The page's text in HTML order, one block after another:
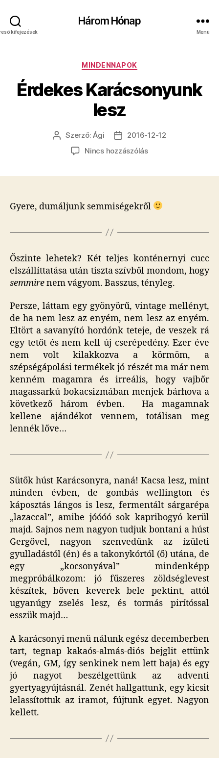
kifejezések
Három Hónap
Menü
Kategóriák
MINDENNAPOK
Érdekes Karácsonyunk
lesz
Bejegyzés
szerzője
Szerző:Ági
Bejegyzés
dátuma
2016-12-12
Nincs hozzászólása(z)
Gyere, dumáljunk semmiségekről
Őszinte lehetek? Két teljes konténernyi cucc
elszállíttatása után tiszta szívből mondom, hogy
semmirenem vágyom. Basszus, tényleg.
Persze, láttam egy gyönyörű, vintage mellényt,
de ha nem lesz az enyém, nem lesz az enyém.
Eltört a savanyító hordónk teteje, de veszek rá
egy tetőt és nem kell új cserépedény. Ezer éve
nem volt kilakkozva a körmöm, a
szépségápolási termékek jó részét ma már nem
kenném magamra és irreális, hogy vajbőr
magassarkú bokacsizmában menjek bárhova a
következő három évben. Ha magamnak
kellene ajándékot vennem, totálisan meg
lennék lőve…
Sütők húst Karácsonyra, naná! Kacsa lesz, mint
minden évben, de gombás wellington és
káposztás lángos is lesz, fermentált sárgarépa
„lazaccal”, amibe jóóóó sok kapribogyó kerül
majd. Sajnos nem nagyon tudjuk bontani a húst
Gergővel, nagyon szenvedünk az ízületi
gyulladástól (én) és a takonykórtól (ő) utána, de
egy „kocsonyával” mindenképp
megpróbálkozom: jó fűszeres zöldséglevest
készítek, bőven keverek bele pektint, attól
ugyanúgy zselés lesz, és tormás pirítóssal
esszük majd…
A karácsonyi menü nálunk egész decemberben
tart, tegnap kakaós-almás-diós bejglit ettünk
(vegán, GM, így senkinek nem lett baja) és egy
jó nagyot beszélgettünk az adventi
gyertyagyújtásnál. Zenét hallgattunk, egy kicsit
lelassítottuk az iramot, fújtunk egyet. Nagyon
kellett.